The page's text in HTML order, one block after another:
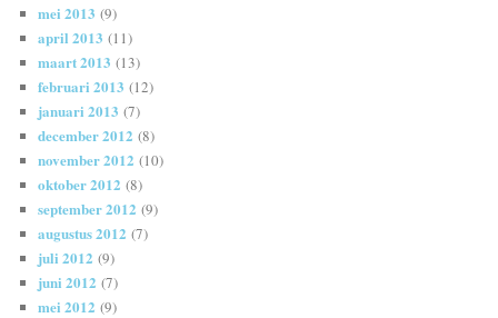
mei 2013 (9)
april 2013 (11)
maart 2013 (13)
februari 2013 (12)
januari 2013 (7)
december 2012 (8)
november 2012 (10)
oktober 2012 (8)
september 2012 (9)
augustus 2012 (7)
juli 2012 (9)
juni 2012 (7)
mei 2012 (9)